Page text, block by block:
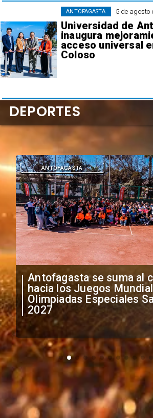
5 de agosto
Universidad de
inaugura
acceso universal
Coloso
ANTOFAGASTA
"Falta de
anuncia medidas por
irregular de futbolistas
extranjeros
DEPORTES
DEPORTES